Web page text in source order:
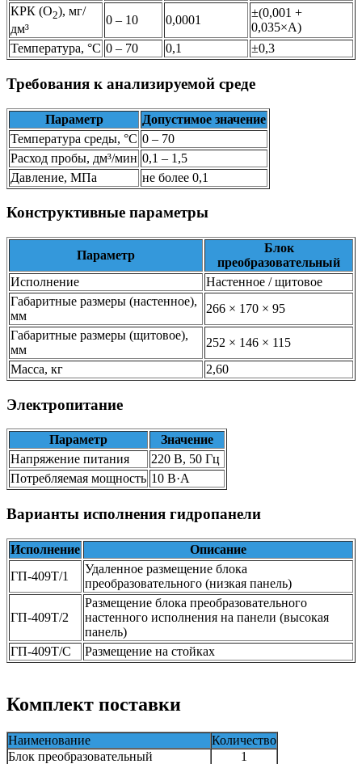
КРК (O2), мг/
дм³
0 – 10 0,0001
±(0,001 +
0,035×А)
Температура, °C 0 – 70 0,1 ±0,3
Требования к анализируемой среде
Параметр
Допустимое значение
Температура среды, °C 0 – 70
Расход пробы, дм³/мин 0,1 – 1,5
Давление, МПа
не более 0,1
Конструктивные параметры
Параметр
Блок
преобразовательный
Исполнение
Настенное / щитовое
Габаритные размеры (настенное),
мм
266 × 170 × 95
Габаритные размеры (щитовое),
мм
252 × 146 × 115
Масса, кг
2,60
Электропитание
Параметр
Значение
Напряжение питания
220 В, 50 Гц
Потребляемая мощность 10 В·А
Варианты исполнения гидропанели
Исполнение
Описание
ГП-409Т/1
Удаленное размещение блока
преобразовательного (низкая панель)
ГП-409Т/2
Размещение блока преобразовательного
настенного исполнения на панели (высокая
панель)
ГП-409Т/С
Размещение на стойках
Комплект поставки
Наименование
Количество
Блок преобразовательный
1